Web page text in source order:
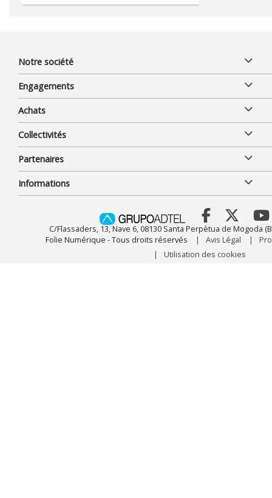
Notre société
Engagements
Achats
Collectivités
Partenaires
Informations
C/Flassaders, 13, Nave 6, 08130 Santa Perpètua de Mogoda
Folie Numérique - Tous droits réservés
Avis Légal
Utilisation des cookies